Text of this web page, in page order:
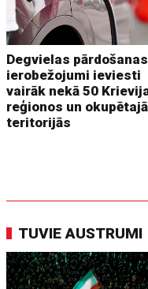
Degvielas pārdošanas
ierobežojumi ieviesti
vairāk nekā 50
reģionos un
teritorijās
TUVIE AUSTRUMI